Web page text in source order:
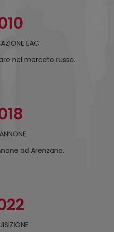
EAC
nel mercato russo.
ad Arenzano.